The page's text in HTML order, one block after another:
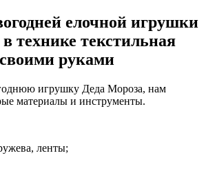
елочной игрушки
технике текстильная
руками
игрушку Деда Мороза, нам
материалы и инструменты.
ленты;